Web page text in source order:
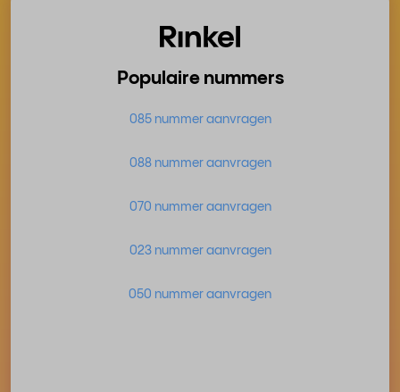
Populaire nummers
085 nummer aanvragen
088 nummer aanvragen
070 nummer aanvragen
023 nummer aanvragen
050 nummer aanvragen